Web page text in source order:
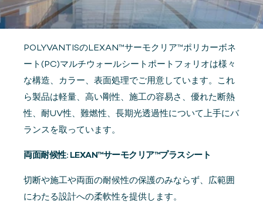
POLYVANTISのLEXAN™サーモクリア™ポリカーボネ
ート(PC)マルチウォールシートポートフォリオは様々
な構造、カラー、表面処理でご用意しています。これ
ら製品は軽量、高い剛性、施工の容易さ、優れた断熱
性、耐UV性、難燃性、長期光透過性について上手にバ
ランスを取っています。
両面耐候性: LEXAN™サーモクリア™プラスシート
切断や施工や両面の耐候性の保護のみならず、広範囲
にわたる設計への柔軟性を提供します。